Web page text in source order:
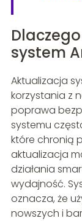
system
Aktualizacja
korzystania z
poprawa
systemu
które chronią
aktualizacja
działania
wydajność.
oznacza, że
nowszych i